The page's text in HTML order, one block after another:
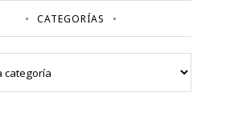
CATEGORÍAS